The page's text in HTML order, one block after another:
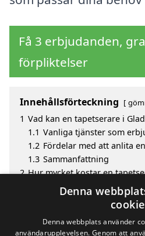
Få 3 erbjudanden,
förpliktelser
Innehållsförteckning
1 Vad kan en tapetserare i
1.1 Vanliga tjänster som
1.2 Fördelar med att anlita
1.3 Sammanfattning
2 Hur mycket kostar en
Fördelar med att välja
Sök efter en skicklig
Denna
Denna webbplats använder
användarupplevelsen. Genom att